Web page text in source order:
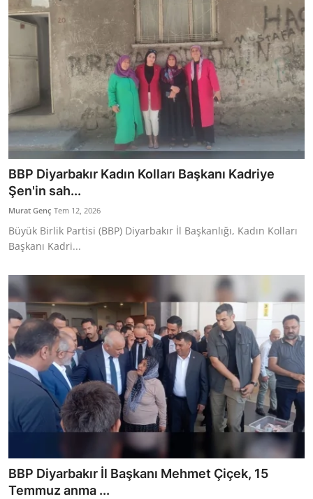
BBP Diyarbakır Kadın Kolları Başkanı Kadriye
Şen'in sah...
Murat Genç Tem 12, 2026
Büyük Birlik Partisi (BBP) Diyarbakır İl Başkanlığı, Kadın Kolları
Başkanı Kadri...
BBP Diyarbakır İl Başkanı Mehmet Çiçek, 15
Temmuz anma ...